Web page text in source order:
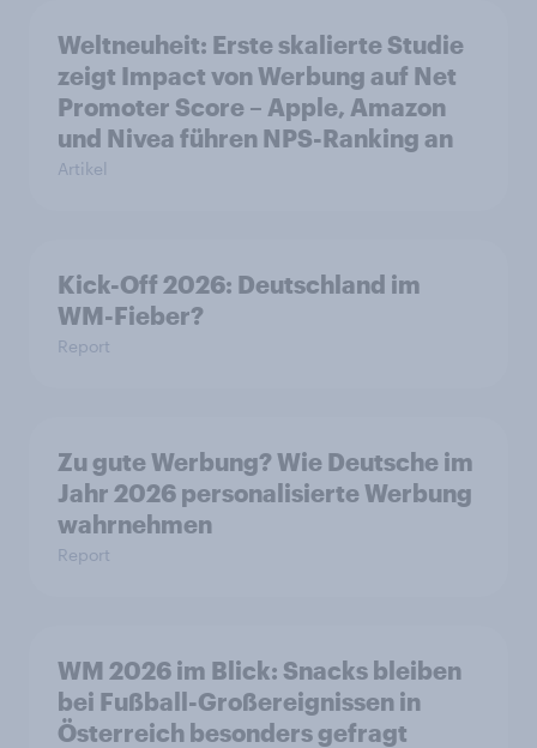
Weltneuheit: Erste skalierte Studie
zeigt Impact von Werbung auf Net
Promoter Score – Apple, Amazon
und Nivea führen NPS-Ranking an
Artikel
Kick-Off 2026: Deutschland im
WM-Fieber?
Report
Zu gute Werbung? Wie Deutsche im
Jahr 2026 personalisierte Werbung
wahrnehmen
Report
WM 2026 im Blick: Snacks bleiben
bei Fußball-Großereignissen in
Österreich besonders gefragt